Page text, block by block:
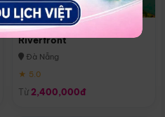
Melia Vinpearl Danang
Riverfront
Đà Nẵng
★ 5.0
Từ 2,400,000đ